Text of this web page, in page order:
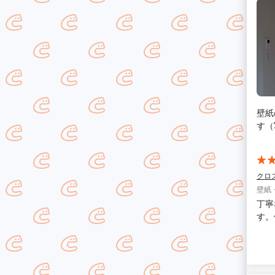
壁
す
クロ
壁紙
丁
す